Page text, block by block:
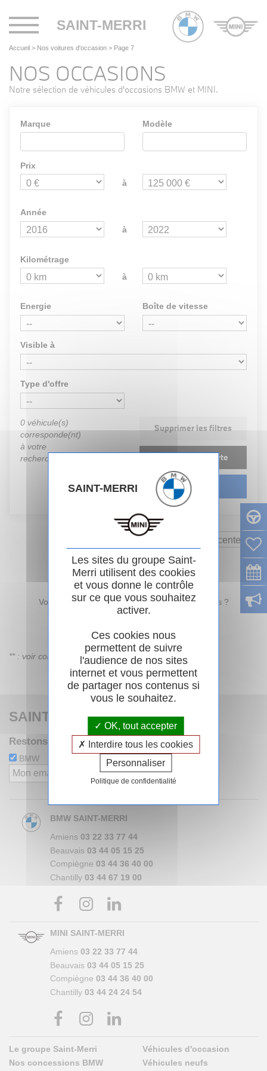
SAINT-MERRI
Toggle
navigation
Accueil > Nos voitures d'occasion > Page 7
NOS OCCASIONS
Notre sélection de véhicules d'occasions BMW et MINI.
Marque Modèle
Prix
à
Année
à
Kilométrage
à
Energie Boîte de vitesse
Visible à
Type d'offre
0 véhicule(s)
corresponde(nt)
à votre
recherche
Supprimer les filtres
Créer une alerte
Rechercher
Vous souhaitez recevoir nos nouveaux véhicules ?
** : voir conditions sur la fiche du véhicule
SAINT-MERRI
Restons en contact avec la newsletter
BMW
M'inscrire
BMW SAINT-MERRI
Amiens 03 22 33 77 44
Beauvais 03 44 05 15 25
Compiègne 03 44 36 40 00
Chantilly 03 44 67 19 00
MINI SAINT-MERRI
Amiens 03 22 33 77 44
Beauvais 03 44 05 15 25
Compiègne 03 44 36 40 00
Chantilly 03 44 24 24 54
Le groupe Saint-Merri
Nos concessions BMW
Véhicules d'occasion
Véhicules neufs
SAINT-MERRI
Les sites du groupe Saint-
Merri utilisent des cookies
et vous donne le contrôle
sur ce que vous souhaitez
activer.
Ces cookies nous
permettent de suivre
l'audience de nos sites
internet et vous permettent
de partager nos contenus si
vous le souhaitez.
OK, tout accepter
Interdire tous les cookies
Personnaliser
Politique de confidentialité